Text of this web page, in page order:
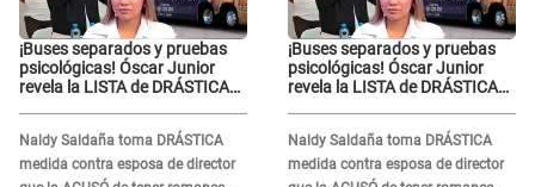
¡Buses separados y pruebas
psicológicas! Óscar Junior
revela la LISTA de DRÁSTICAS
Naldy Saldaña
Naldy Saldaña toma DRÁSTICA
medida contra esposa de director
¡Buses separados y pruebas
psicológicas! Óscar Junior
revela la LISTA de DRÁSTICAS
Naldy Saldaña
Naldy Saldaña toma DRÁSTICA
medida contra esposa de director